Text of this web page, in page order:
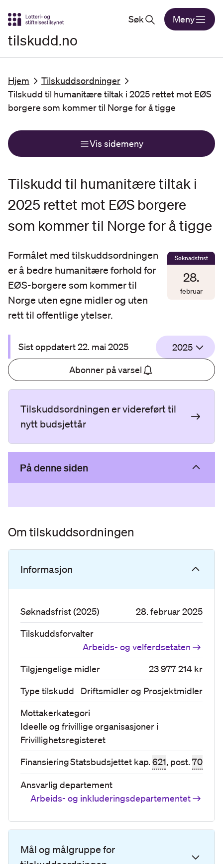
Gå til hovedinnhold
Søk Meny
tilskudd.no
Hjem
Tilskuddsordninger
Tilskudd til humanitære tiltak i 2025 rettet mot EØS
borgere som kommer til Norge for å tigge
Vis sidemeny
Tilskudd til humanitære tiltak i
2025 rettet mot EØS borgere
som kommer til Norge for å tigge
Søknadsfrist
28.
februar
Formålet med tilskuddsordningen
er å bedre humanitære forhold for
EØS-borgere som kommer til
Norge uten egne midler og uten
rett til offentlige ytelser.
Sist oppdatert22. mai 2025 2025
Abonner på varsel
Tilskuddsordningen er videreført til
nytt budsjettår
På denne siden
Om tilskuddsordningen
Informasjon
Søknadsfrist (2025)
28. februar 2025
Tilskuddsforvalter
Arbeids- og velferdsetaten
Tilgjengelige midler
23 977 214 kr
Type tilskudd
Driftsmidler og Prosjektmidler
Mottakerkategori
Ideelle og frivillige organisasjoner i
Frivillighetsregisteret
FinansieringStatsbudsjettet kap. 621, post. 70
Ansvarlig departement
Arbeids- og inkluderingsdepartementet
Mål og målgruppe for